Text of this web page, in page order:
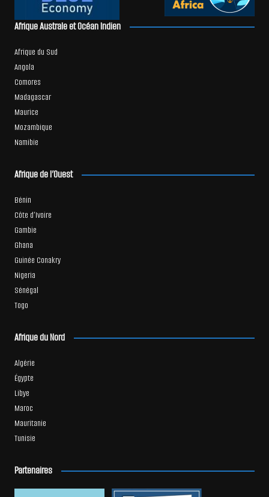
Afrique Australe et Océan Indien
Afrique du Sud
Angola
Comores
Madagascar
Maurice
Mozambique
Namibie
Afrique de l’Ouest
Bénin
Côte d’Ivoire
Gambie
Ghana
Guinée Conakry
Nigeria
Sénégal
Togo
Afrique du Nord
Algérie
Égypte
Libye
Maroc
Mauritanie
Tunisie
Partenaires